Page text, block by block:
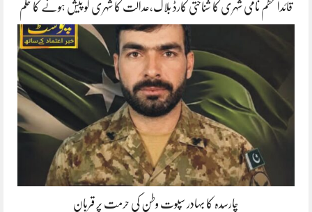
قائداعظم نامی شہری کا شناختی کارڈ بلاک،عدالت کا شہری کو پیش ہونے کا حکم
چارسدہ کا بہادر سپوت وطن کی حرمت پر قربان